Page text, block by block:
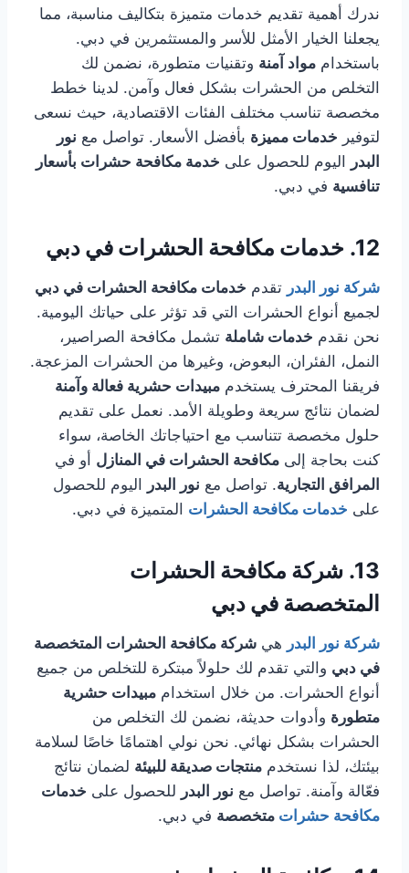
ندرك أهمية تقديم خدمات متميزة بتكاليف مناسبة، مما
يجعلنا الخيار الأمثل للأسر والمستثمرين في دبي.
باستخدام مواد آمنة وتقنيات متطورة، نضمن لك
التخلص من الحشرات بشكل فعال وآمن. لدينا خطط
مخصصة تناسب مختلف الفئات الاقتصادية، حيث نسعى
لتوفير خدمات مميزة بأفضل الأسعار. تواصل مع نور
البدر
اليوم للحصول على خدمة مكافحة حشرات بأسعار
تنافسية في دبي.
12. خدمات مكافحة الحشرات في دبي
شركة نور البدر تقدم خدمات مكافحة الحشرات في دبي
لجميع أنواع الحشرات التي قد تؤثر على حياتك اليومية.
نحن نقدم خدمات شاملة تشمل مكافحة الصراصير،
النمل، الفئران، البعوض، وغيرها من الحشرات المزعجة.
فريقنا المحترف يستخدم مبيدات حشرية فعالة وآمنة
لضمان نتائج سريعة وطويلة الأمد. نعمل على تقديم
حلول مخصصة تتناسب مع احتياجاتك الخاصة، سواء
كنت بحاجة إلى مكافحة الحشرات في المنازل أو في
المرافق التجارية. تواصل مع نور البدر
اليوم للحصول
على خدمات مكافحة الحشرات المتميزة في دبي.
13. شركة مكافحة الحشرات
المتخصصة في دبي
شركة نور البدر هي شركة مكافحة الحشرات المتخصصة
في دبي والتي تقدم لك حلولاً مبتكرة للتخلص من جميع
أنواع الحشرات. من خلال استخدام مبيدات حشرية
متطورة وأدوات حديثة، نضمن لك التخلص من
الحشرات بشكل نهائي. نحن نولي اهتمامًا خاصًا لسلامة
بيئتك، لذا نستخدم منتجات صديقة للبيئة لضمان نتائج
فعّالة وآمنة. تواصل مع نور البدر للحصول على خدمات
مكافحة حشرات متخصصة في دبي.